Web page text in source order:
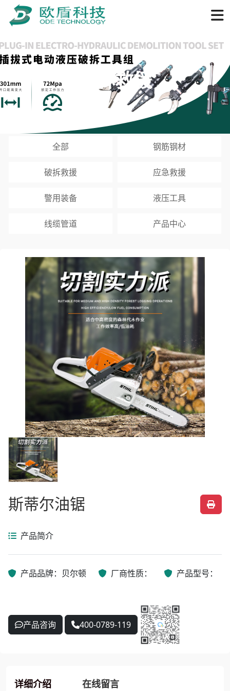
森林救援
全部 钢筋钢材
破拆救援 应急救援
警用装备 液压工具
线缆管道 产品中心
斯蒂尔油锯
产品简介
产品品牌：贝尔顿 厂商性质： 产品型号：
产品咨询 400-0789-119
详细介绍 在线留言